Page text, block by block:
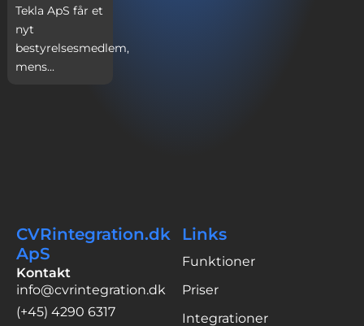
Tekla ApS får et
nyt
bestyrelsesmedlem,
mens...
CVRintegration.dk
ApS
Kontakt
info@cvrintegration.dk
(+45) 4290 6317
Links
Funktioner
Priser
Integrationer